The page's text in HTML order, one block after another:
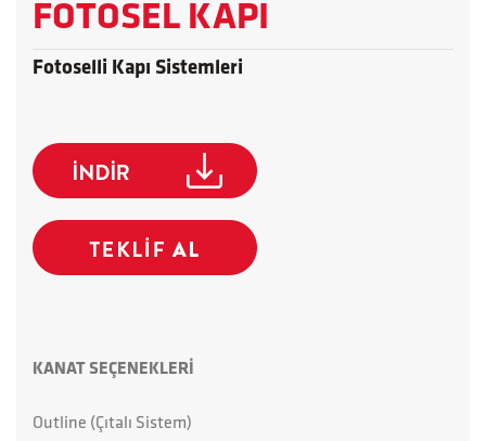
FOTOSEL KAPI
Fotoselli Kapı Sistemleri
KANAT SEÇENEKLERİ
Outline (Çıtalı Sistem)